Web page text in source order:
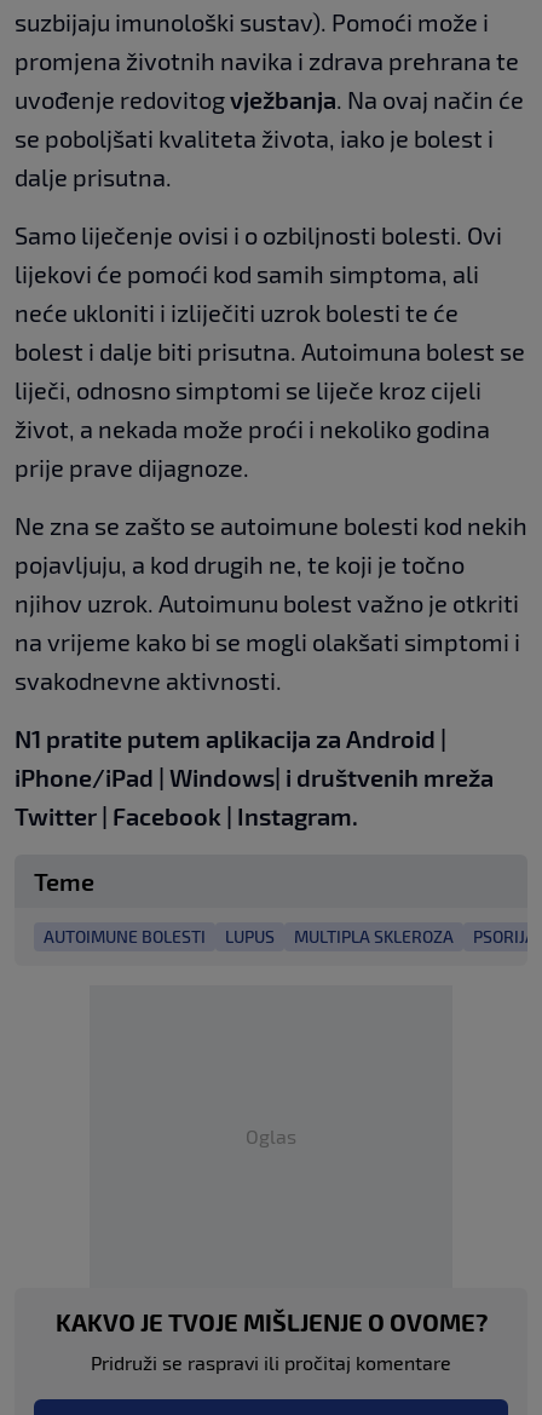
suzbijaju imunološki sustav). Pomoći može i
promjena životnih navika i zdrava prehrana te
uvođenje redovitogvježbanja. Na ovaj način će
se poboljšati kvaliteta života, iako je bolest i
dalje prisutna.
Samo liječenje ovisi i o ozbiljnosti bolesti. Ovi
lijekovi će pomoći kod samih simptoma, ali
neće ukloniti i izliječiti uzrok bolesti te će
bolest i dalje biti prisutna. Autoimuna bolest se
liječi, odnosno simptomi se liječe kroz cijeli
život, a nekada može proći i nekoliko godina
prije prave dijagnoze.
Ne zna se zašto se autoimune bolesti kod nekih
pojavljuju, a kod drugih ne, te koji je točno
njihov uzrok. Autoimunu bolest važno je otkriti
na vrijeme kako bi se mogli olakšati simptomi i
svakodnevne aktivnosti.
N1 pratite putem aplikacija za Android
iPhone/iPad Windows | i društvenih mreža
Twitter Facebook Instagram.
Teme
AUTOIMUNE BOLESTI LUPUS MULTIPLA SKLEROZA
Oglas
KAKVO JE TVOJE MIŠLJENJE O OVOME?
Pridruži se raspravi ili pročitaj komentare